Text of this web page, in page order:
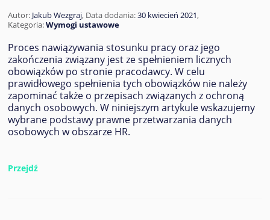
Autor: Jakub Wezgraj, Data dodania:30 kwiecień 2021,
Kategoria:Wymogi ustawowe
Proces nawiązywania stosunku pracy oraz jego
zakończenia związany jest ze spełnieniem licznych
obowiązków po stronie pracodawcy. W celu
prawidłowego spełnienia tych obowiązków nie należy
zapominać także o przepisach związanych z ochroną
danych osobowych. W niniejszym artykule wskazujemy
wybrane podstawy prawne przetwarzania danych
osobowych w obszarze HR.
Przejdź